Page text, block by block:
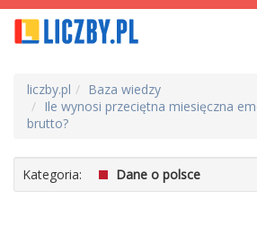
liczby.pl
Baza wiedzy
Ile wynosi przeciętna miesięczna
brutto?
Kategoria: Dane o polsce